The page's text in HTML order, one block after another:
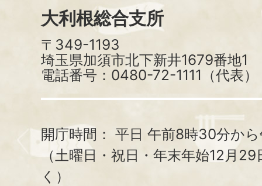
大利根総合支所
〒349-1193
埼玉県加須市北下新井1679番地1
電話番号：0480-72-1111（代表）
開庁時間： 平日 午前8時30分か
（土曜日・祝日・年末年始12月
く）